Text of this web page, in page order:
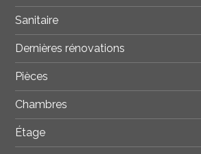
Sanitaire
Dernières rénovations
Pièces
Chambres
Étage